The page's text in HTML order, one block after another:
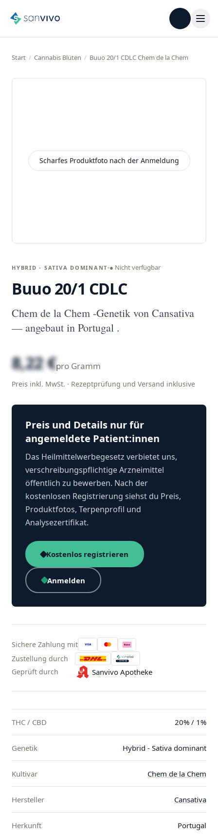
Start / Cannabis Blüten / Buuo 20/1 CDLC Chem de la Chem
Scharfes Produktfoto nach der Anmeldung
HYBRID - SATIVA DOMINANT ● Nicht verfügbar
Buuo 20/1 CDLC
Chem de la Chem -Genetik von Cansativa
— angebaut in Portugal .
8,22 €pro Gramm
Preis inkl. MwSt. · Rezeptprüfung und Versand inklusive
Preis und Details nur für
angemeldete Patient:innen
Das Heilmittelwerbegesetz verbietet uns,
verschreibungspflichtige Arzneimittel
öffentlich zu bewerben. Nach der
kostenlosen Registrierung siehst du Preis,
Produktfotos, Terpenprofil und
Analysezertifikat.
Kostenlos registrieren
Anmelden
Sichere Zahlung mit
Zustellung durch
Geprüft durch
Sanvivo Apotheke
THC / CBD 20% / 1%
Genetik Hybrid - Sativa dominant
Kultivar Chem de la Chem
Hersteller Cansativa
Herkunft Portugal